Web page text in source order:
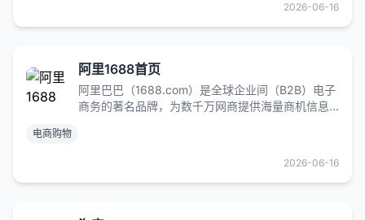
2026-06-16
阿里1688首页
阿里巴巴（1688.com）是全球企业间（B2B）电子
商务的著名品牌，为数千万网商提供海量商机信息
个行业大类，提供从原料--生产--加工--现货等一系
列的供应产品和服务
电商购物
2026-06-16